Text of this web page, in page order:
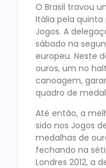
O Brasil travou
Itália pela
Jogos. A
sábado na
europeu. Neste
ouros, um no
canoagem,
quadro de
Até então, a
sido nos Jogos
medalhas de
fechando na
Londres 2012, a